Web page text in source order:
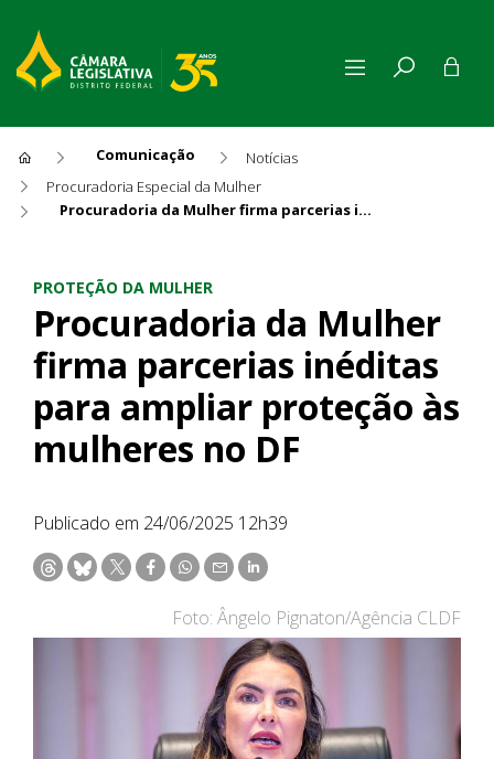
Comunicação
Notícias
Procuradoria Especial da Mulher
Procuradoria da Mulher firma parcerias inéditas para ampliar proteção às mulheres no DF
PROTEÇÃO DA MULHER
Procuradoria da Mulher
firma parcerias inéditas
para ampliar proteção às
mulheres no DF
Publicado em 24/06/2025 12h39
Foto: Ângelo Pignaton/Agência CLDF